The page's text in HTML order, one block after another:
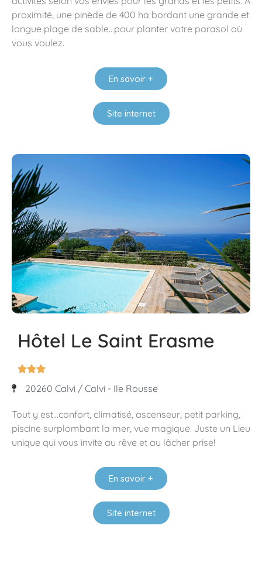
proximité, une pinède de 400 ha bordant une grande et
longue plage de sable…pour planter votre parasol où
vous voulez.
En savoir +
Site internet
Hôtel Le Saint Erasme

20260 Calvi / Calvi - Ile Rousse
Tout y est…confort, climatisé, ascenseur, petit parking,
piscine surplombant la mer, vue magique. Juste un Lieu
unique qui vous invite au rêve et au lâcher prise!
En savoir +
Site internet